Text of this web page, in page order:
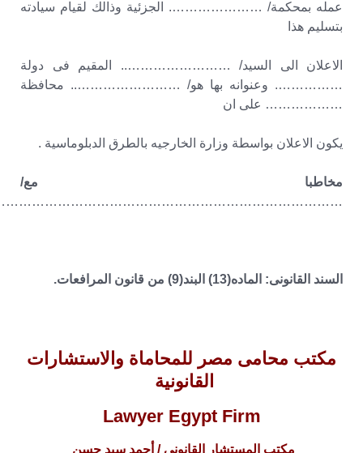
عمله بمحكمة/ …………………. الجزئية وذالك لقيام سيادته
بتسليم هذا
الاعلان الى السيد/ …………………….. المقيم فى دولة
……………. وعنوانه بها هو/ …………………….. محافظة
……………… على ان
يكون الاعلان بواسطة وزارة الخارجيه بالطرق الدبلوماسية .
مخاطبا مع/
السند القانونى: الماده(13) البند(9) من قانون المرافعات.
مكتب محامى مصر للمحاماة والاستشارات
القانونية
Lawyer Egypt Firm
مكتب المستشار القانونى / أحمد سيد حسن